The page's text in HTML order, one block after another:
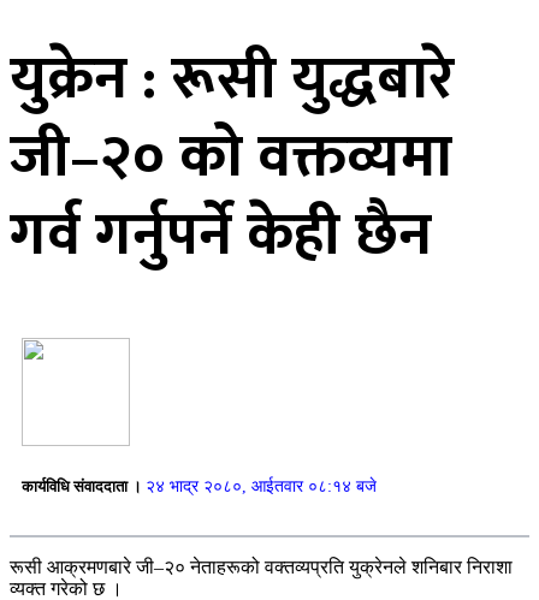
युक्रेन : रूसी युद्धबारे
जी–२० को वक्तव्यमा
गर्व गर्नुपर्ने केही छैन
कार्यविधि संवाददाता । २४ भाद्र २०८०, आईतवार ०८:१४ बजे
रूसी आक्रमणबारे जी–२० नेताहरूको वक्तव्यप्रति युक्रेनले शनिबार निराशा
व्यक्त गरेको छ ।